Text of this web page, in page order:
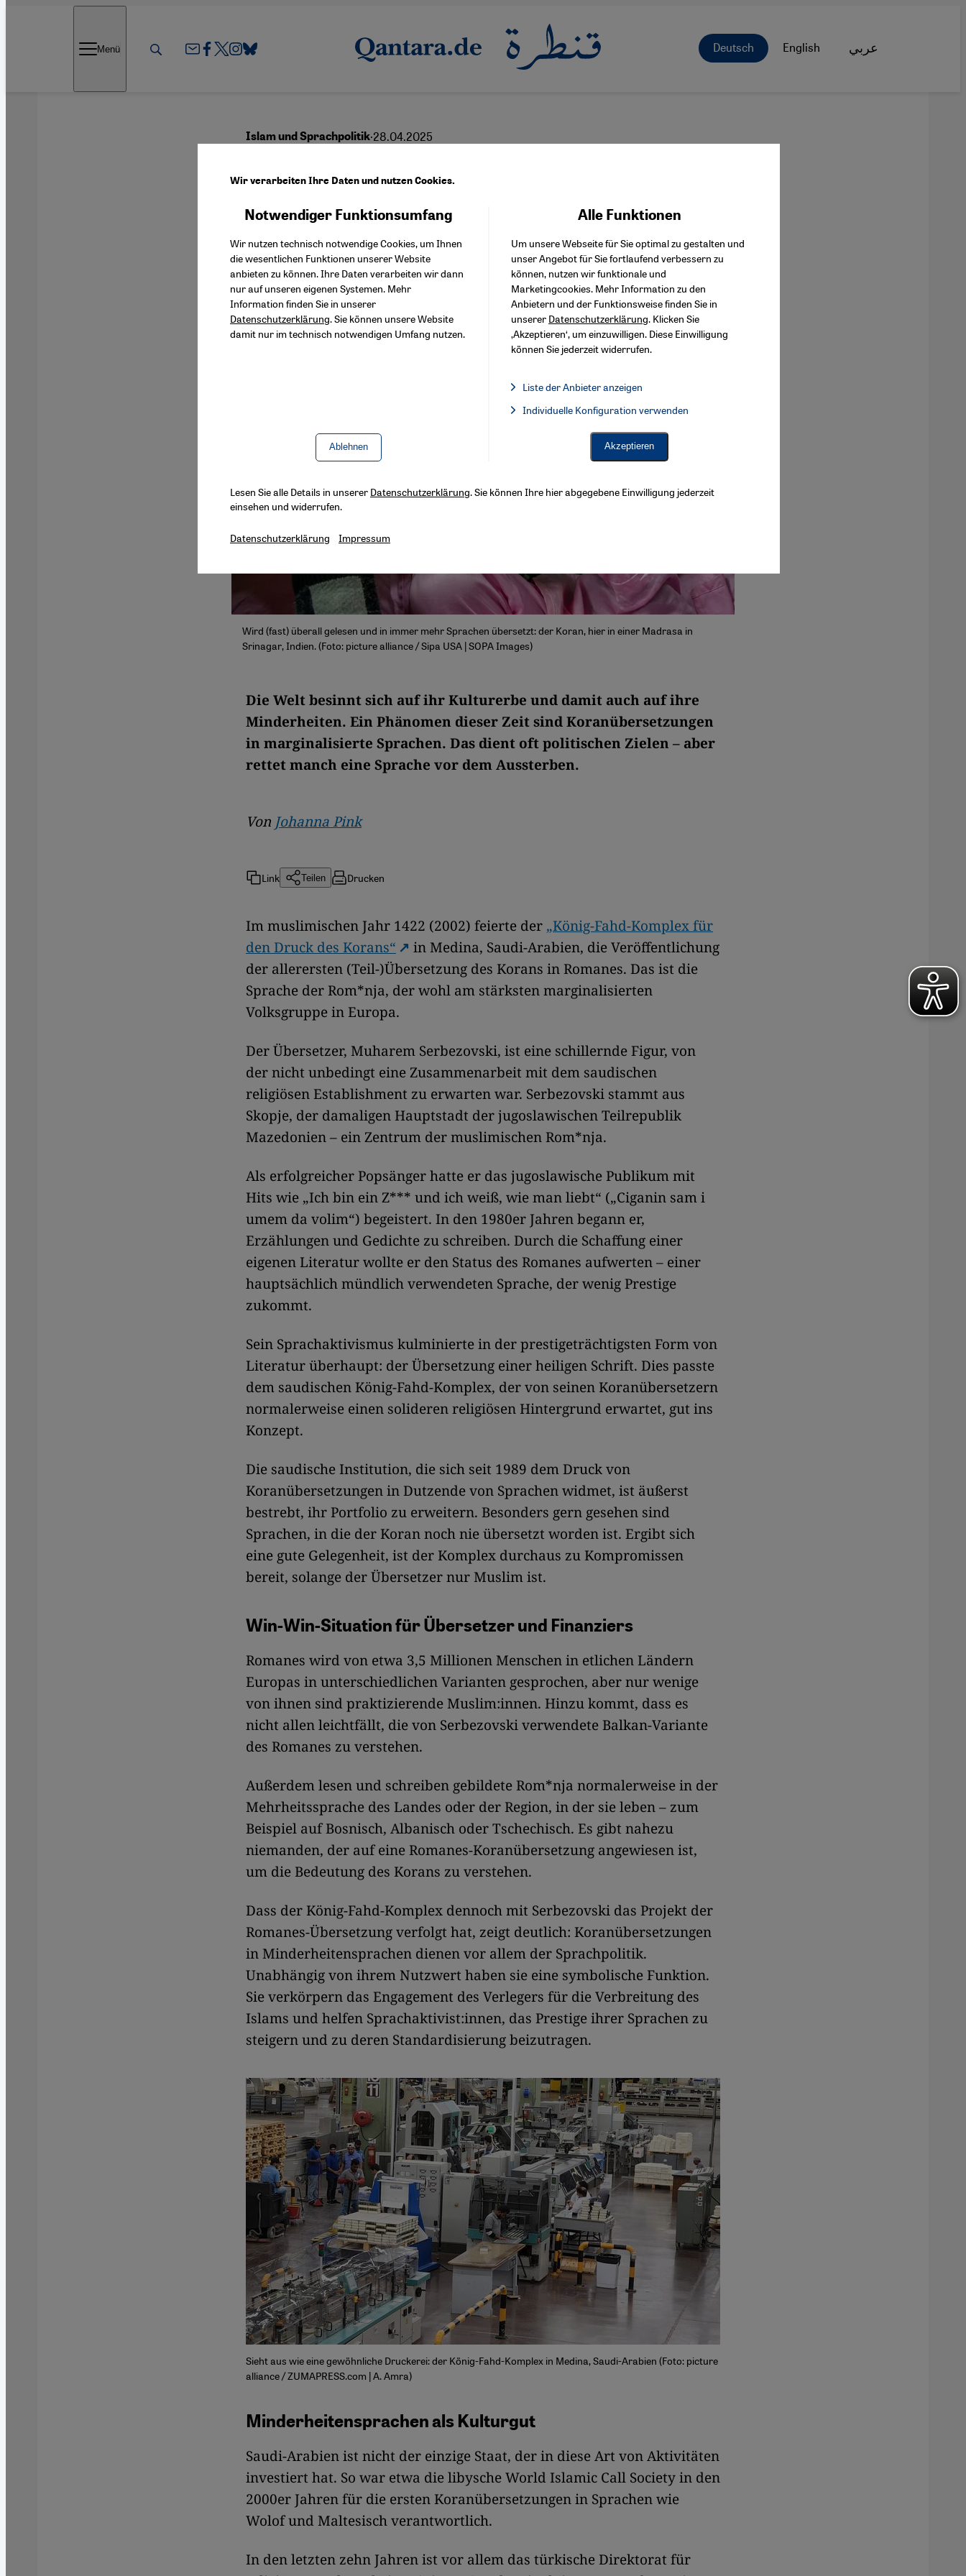
Deutsch English عربي Menü
Islam und Sprachpolitik·28.04.2025
Der Koran – jetzt auch auf
Samoanisch und Shona
Deutsch English عربي
Wird (fast) überall gelesen und in immer mehr Sprachen übersetzt: der Koran, hier in einer Madrasa in
Srinagar, Indien. (Foto: picture alliance / Sipa USA | SOPA Images)
Die Welt besinnt sich auf ihr Kulturerbe und damit auch auf ihre
Minderheiten. Ein Phänomen dieser Zeit sind Koranübersetzungen
in marginalisierte Sprachen. Das dient oft politischen Zielen – aber
rettet manch eine Sprache vor dem Aussterben.
Von Johanna Pink
Link Teilen Drucken
Im muslimischen Jahr 1422 (2002) feierte der „König-Fahd-Komplex für
den Druck des Korans“
in Medina, Saudi-Arabien, die Veröffentlichung
der allerersten (Teil-)Übersetzung des Korans in Romanes. Das ist die
Sprache der Rom*nja, der wohl am stärksten marginalisierten
Volksgruppe in Europa.
Der Übersetzer, Muharem Serbezovski, ist eine schillernde Figur, von
der nicht unbedingt eine Zusammenarbeit mit dem saudischen
religiösen Establishment zu erwarten war. Serbezovski stammt aus
Skopje, der damaligen Hauptstadt der jugoslawischen Teilrepublik
Mazedonien – ein Zentrum der muslimischen Rom*nja.
Als erfolgreicher Popsänger hatte er das jugoslawische Publikum mit
Hits wie „Ich bin ein Z*** und ich weiß, wie man liebt“ („Ciganin sam i
umem da volim“) begeistert. In den 1980er Jahren begann er,
Erzählungen und Gedichte zu schreiben. Durch die Schaffung einer
eigenen Literatur wollte er den Status des Romanes aufwerten – einer
hauptsächlich mündlich verwendeten Sprache, der wenig Prestige
zukommt.
Sein Sprachaktivismus kulminierte in der prestigeträchtigsten Form von
Literatur überhaupt: der Übersetzung einer heiligen Schrift. Dies passte
dem saudischen König-Fahd-Komplex, der von seinen Koranübersetzern
normalerweise einen solideren religiösen Hintergrund erwartet, gut ins
Konzept.
Die saudische Institution, die sich seit 1989 dem Druck von
Koranübersetzungen in Dutzende von Sprachen widmet, ist äußerst
bestrebt, ihr Portfolio zu erweitern. Besonders gern gesehen sind
Sprachen, in die der Koran noch nie übersetzt worden ist. Ergibt sich
eine gute Gelegenheit, ist der Komplex durchaus zu Kompromissen
bereit, solange der Übersetzer nur Muslim ist.
Win-Win-Situation für Übersetzer und Finanziers
Romanes wird von etwa 3,5 Millionen Menschen in etlichen Ländern
Europas in unterschiedlichen Varianten gesprochen, aber nur wenige
von ihnen sind praktizierende Muslim:innen. Hinzu kommt, dass es
nicht allen leichtfällt, die von Serbezovski verwendete Balkan-Variante
des Romanes zu verstehen.
Außerdem lesen und schreiben gebildete Rom*nja normalerweise in der
Mehrheitssprache des Landes oder der Region, in der sie leben – zum
Beispiel auf Bosnisch, Albanisch oder Tschechisch. Es gibt nahezu
niemanden, der auf eine Romanes-Koranübersetzung angewiesen ist,
um die Bedeutung des Korans zu verstehen.
Dass der König-Fahd-Komplex dennoch mit Serbezovski das Projekt der
Romanes-Übersetzung verfolgt hat, zeigt deutlich: Koranübersetzungen
in Minderheitensprachen dienen vor allem der Sprachpolitik.
Unabhängig von ihrem Nutzwert haben sie eine symbolische Funktion.
Sie verkörpern das Engagement des Verlegers für die Verbreitung des
Islams und helfen Sprachaktivist:innen, das Prestige ihrer Sprachen zu
steigern und zu deren Standardisierung beizutragen.
Sieht aus wie eine gewöhnliche Druckerei: der König-Fahd-Komplex in Medina, Saudi-Arabien (Foto: picture
alliance / ZUMAPRESS.com | A. Amra)
Minderheitensprachen als Kulturgut
Saudi-Arabien ist nicht der einzige Staat, der in diese Art von Aktivitäten
investiert hat. So war etwa die libysche World Islamic Call Society in den
2000er Jahren für die ersten Koranübersetzungen in Sprachen wie
Wolof und Maltesisch verantwortlich.
In den letzten zehn Jahren ist vor allem das türkische Direktorat für
Wir verarbeiten Ihre Daten und nutzen Cookies.
Notwendiger Funktionsumfang
Wir nutzen technisch notwendige Cookies, um Ihnen
die wesentlichen Funktionen unserer Website
anbieten zu können. Ihre Daten verarbeiten wir dann
nur auf unseren eigenen Systemen. Mehr
Information finden Sie in unserer
Datenschutzerklärung. Sie können unsere Website
damit nur im technisch notwendigen Umfang nutzen.
Ablehnen
Alle Funktionen
Um unsere Webseite für Sie optimal zu gestalten und
unser Angebot für Sie fortlaufend verbessern zu
können, nutzen wir funktionale und
Marketingcookies. Mehr Information zu den
Anbietern und der Funktionsweise finden Sie in
unserer Datenschutzerklärung. Klicken Sie
‚Akzeptieren‘, um einzuwilligen. Diese Einwilligung
können Sie jederzeit widerrufen.
Liste der Anbieter anzeigen
Facebook Embed / Facebook Connect, Google Maps Embed, Google Tag Manager, Instagram Embed,
Facebook Embed / Facebook Connect
Twitter Embed
Instagram Embed
Youtube Embed
Google Maps Embed
Individuelle Konfiguration verwenden
Akzeptieren
Lesen Sie alle Details in unserer Datenschutzerklärung. Sie können Ihre hier abgegebene Einwilligung jederzeit
einsehen und widerrufen.
Datenschutzerklärung Impressum